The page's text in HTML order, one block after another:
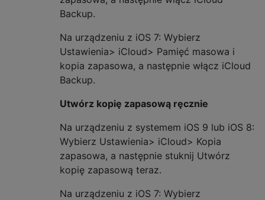
Backup.
Na urządzeniu z iOS 7: Wybierz
Ustawienia> iCloud> Pamięć masowa i
kopia zapasowa, a następnie włącz iCloud
Backup.
Utwórz kopię zapasową ręcznie
Na urządzeniu z systemem iOS 9 lub iOS 8:
Wybierz Ustawienia> iCloud> Kopia
zapasowa, a następnie stuknij Utwórz
kopię zapasową teraz.
Na urządzeniu z iOS 7: Wybierz